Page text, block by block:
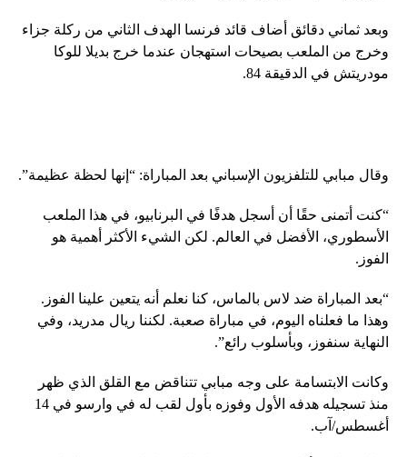
وبعد ثماني دقائق أضاف قائد فرنسا الهدف الثاني من ركلة جزاء
وخرج من الملعب بصيحات استهجان عندما خرج بديلا للوكا
مودريتش في الدقيقة 84.
وقال مبابي للتلفزيون الإسباني بعد المباراة: “إنها لحظة عظيمة”.
“كنت أتمنى حقًا أن أسجل هدفًا في البرنابيو، في هذا الملعب
الأسطوري، الأفضل في العالم. لكن الشيء الأكثر أهمية هو
الفوز.
“بعد المباراة ضد لاس بالماس، كنا نعلم أنه يتعين علينا الفوز.
وهذا ما فعلناه اليوم، في مباراة صعبة. لكننا ريال مدريد، وفي
النهاية سنفوز، وبأسلوب رائع”.
وكانت الابتسامة على وجه مبابي تتناقض مع القلق الذي ظهر
منذ تسجيله هدفه الأول وفوزه بأول لقب له في وارسو في 14
أغسطس/آب.